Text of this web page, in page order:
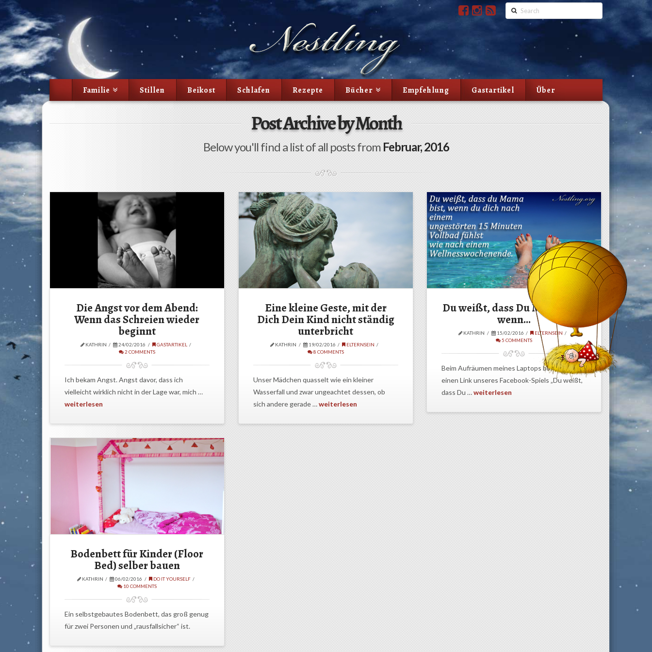
Search
Familie Stillen Beikost Schlafen Rezepte Bücher Empfehlung Gastartikel Über
Post Archive by Month
Below you'll find a list of all posts from Februar, 2016
Die Angst vor dem Abend:
Wenn das Schreien wieder
beginnt
KATHRIN 24/02/2016
GASTARTIKEL
2 COMMENTS
Ich bekam Angst. Angst davor, dass ich
vielleicht wirklich nicht in der Lage war, mich …
weiterlesen
Eine kleine Geste, mit der
Dich Dein Kind nicht ständig
unterbricht
KATHRIN 19/02/2016
ELTERNSEIN
8 COMMENTS
Unser Mädchen quasselt wie ein kleiner
Wasserfall und zwar ungeachtet dessen, ob
sich andere gerade …weiterlesen
Du weißt, dass Du Mama bist,
wenn…
KATHRIN 15/02/2016
ELTERNSEIN
5 COMMENTS
Beim Aufräumen meines Laptops bin ich über
einen Link unseres Facebook-Spiels „Du weißt,
dass Du …weiterlesen
Bodenbett für Kinder (Floor
Bed) selber bauen
KATHRIN 06/02/2016
DO IT YOURSELF
10 COMMENTS
Ein selbstgebautes Bodenbett, das groß genug
für zwei Personen und „rausfallsicher“ ist.